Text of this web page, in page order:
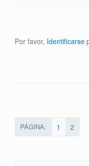
Por favor, Identificarse
PÁGINA: 1 2